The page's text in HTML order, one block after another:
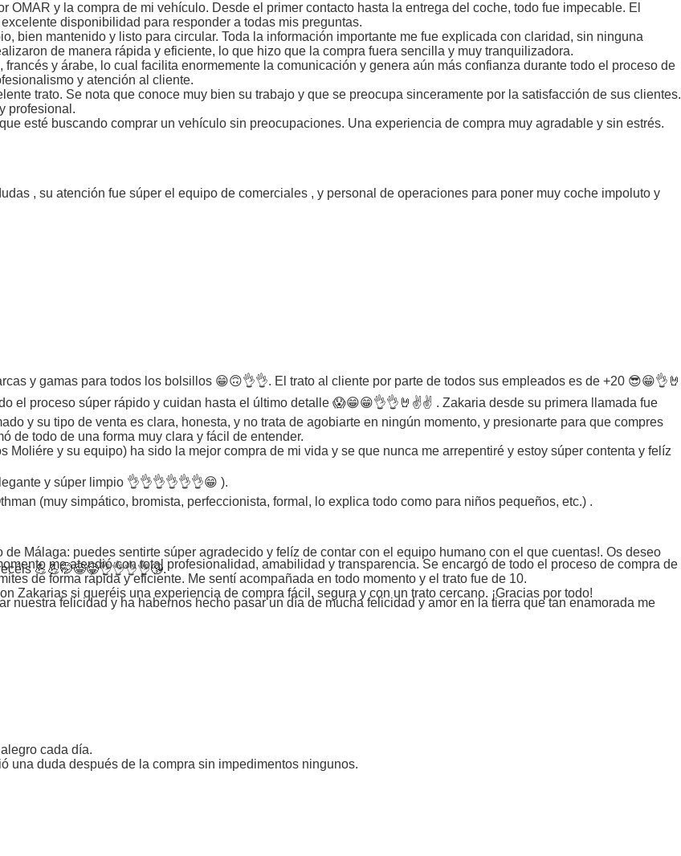
y la compra de mi vehículo. Desde el primer contacto hasta la entrega del coche, todo fue impecable. El
disponibilidad para responder a todas mis preguntas.
bien mantenido y listo para circular. Toda la información importante me fue explicada con claridad, sin ninguna
de manera rápida y eficiente, lo que hizo que la compra fuera sencilla y muy tranquilizadora.
y árabe, lo cual facilita enormemente la comunicación y genera aún más confianza durante todo el proceso de
y atención al cliente.
trato. Se nota que conoce muy bien su trabajo y que se preocupa sinceramente por la satisfacción de sus clientes.
profesional.
esté buscando comprar un vehículo sin preocupaciones. Una experiencia de compra muy agradable y sin estrés.
, su atención fue súper el equipo de comerciales , y personal de operaciones para poner muy coche impoluto y
y gamas para todos los bolsillos 😁🙃👌👌. El trato al cliente por parte de todos sus empleados es de +20 😎😁👌🤘
el proceso súper rápido y cuidan hasta el último detalle 😱😁😁👌👌🤘✌️✌️ . Zakaria desde su primera llamada fue
y su tipo de venta es clara, honesta, y no trata de agobiarte en ningún momento, y presionarte para que compres
de todo de una forma muy clara y fácil de entender.
y su equipo) ha sido la mejor compra de mi vida y se que nunca me arrepentiré y estoy súper contenta y felíz
y súper limpio 👌👌👌👌👌👌😁 ).
(muy simpático, bromista, perfeccionista, formal, lo explica todo como para niños pequeños, etc.) .
Málaga: puedes sentirte súper agradecido y felíz de contar con el equipo humano con el que cuentas!. Os deseo
💪💪🤭😁😁👌👌👌👌😘.
nuestra felicidad y ha habernos hecho pasar un día de mucha felicidad y amor en la tierra que tan enamorada me
me atendió con total profesionalidad, amabilidad y transparencia. Se encargó de todo el proceso de compra de
de forma rápida y eficiente. Me sentí acompañada en todo momento y el trato fue de 10.
Zakarias si queréis una experiencia de compra fácil, segura y con un trato cercano. ¡Gracias por todo!
cada día.
una duda después de la compra sin impedimentos ningunos.